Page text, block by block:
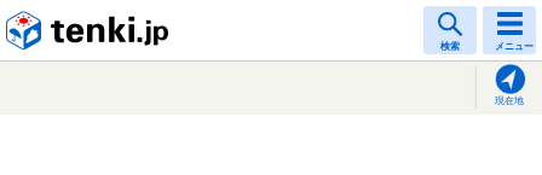
検索 メニュー
現在地